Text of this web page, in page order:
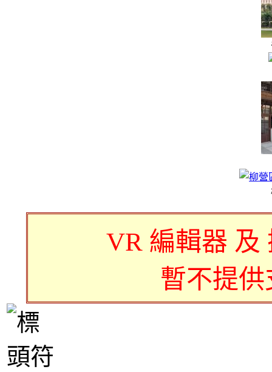
VR 編輯器 及
暫不提